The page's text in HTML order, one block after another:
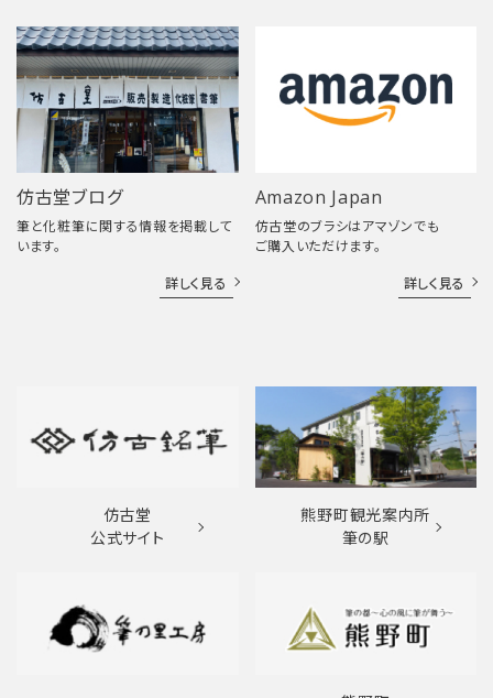
仿古堂ブログ
筆と化粧筆に関する情報を掲載して
います。
詳しく見る
Amazon Japan
仿古堂のブラシはアマゾンでも
ご購入いただけます。
詳しく見る
仿古堂
公式サイト
熊野町観光案内所
筆の駅